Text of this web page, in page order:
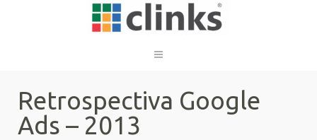
Retrospectiva Google
Ads – 2013